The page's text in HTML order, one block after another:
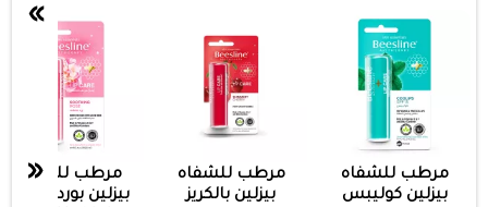
مرطب للشفاه
بيزلين كوليبس
مرطب للشفاه
بيزلين بالكريز
مرطب للشفاه
بيزلين بوردة جوري
»
«